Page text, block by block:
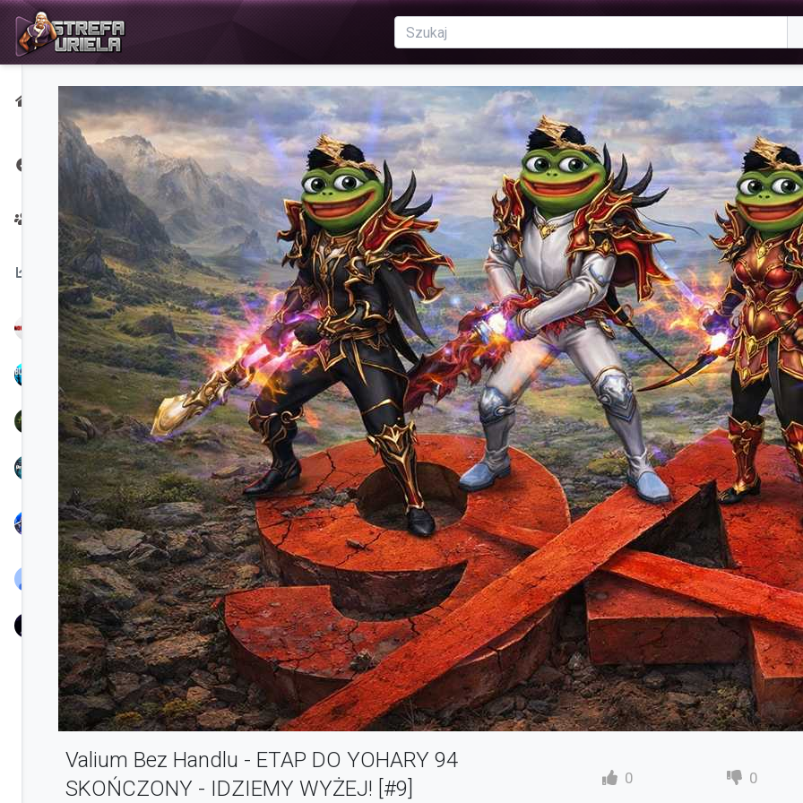
Strona
główna
Strona na
Facebooku
Twórcy
czasie:
NoPerfect
Bubbex
TreamProduction
KSIONRZE
Nayl
Chunjo
BlassYaaTV
nowak
Valium Bez Handlu - ETAP DO YOHARY 94
SKOŃCZONY - IDZIEMY WYŻEJ! [#9]
0 0